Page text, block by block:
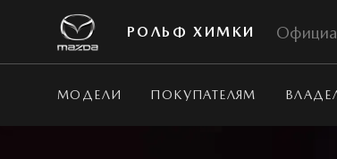
РОЛЬФ ХИМКИ
МОДЕЛИ ПОКУПАТЕЛЯМ